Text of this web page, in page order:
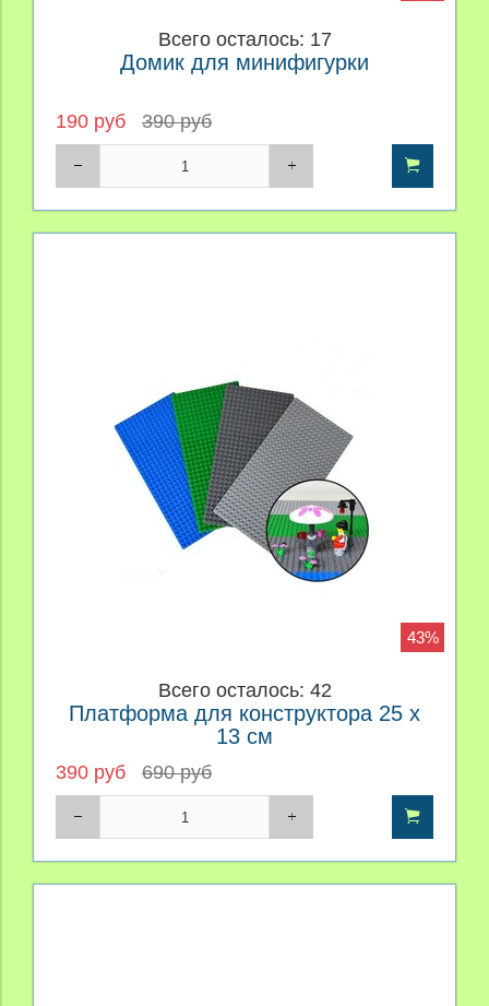
Всего осталось: 17
Домик для минифигурки
190 руб 390 руб
43%
Всего осталось: 42
Платформа для конструктора 25 x
13 см
390 руб 690 руб